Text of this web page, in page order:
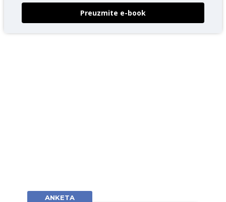
Preuzmite e-book
ANKETA